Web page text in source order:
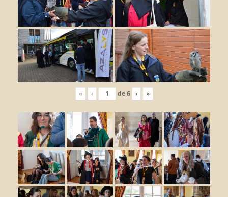
« ‹ de6 › »